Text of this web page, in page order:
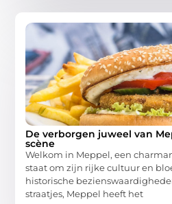
De verborgen juweel van
scène
Welkom in Meppel, een
staat om zijn rijke cultuur en
historische
straatjes, Meppel heeft het